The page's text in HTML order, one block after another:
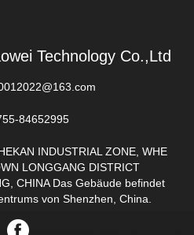
Technology Co.,Ltd
84652995
INDUSTRIAL ZONE, WHE
LONGGANG DISTRICT
CHINA Das Gebäude befindet
von Shenzhen, China.